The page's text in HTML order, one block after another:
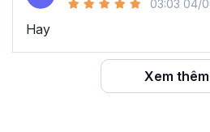
03:03 04/
Hay
Xem thêm